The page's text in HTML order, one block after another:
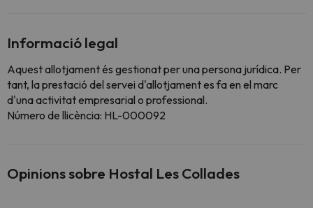
Informació legal
Aquest allotjament és gestionat per una persona jurídica. Per
tant, la prestació del servei d'allotjament es fa en el marc
d'una activitat empresarial o professional.
Número de llicència: HL-000092
Opinions sobre Hostal Les Collades